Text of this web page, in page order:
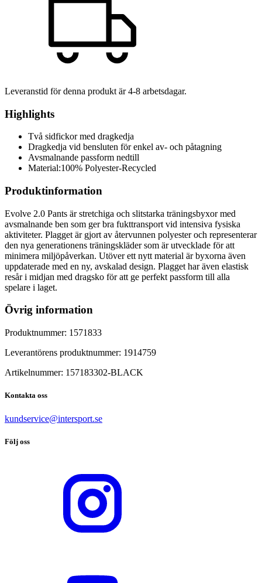
Leveranstid för denna produkt är4-8 arbetsdagar.
Highlights
Två sidfickor med dragkedja
Dragkedja vid bensluten för enkel av- och påtagning
Avsmalnande passform nedtill
Material:100% Polyester-Recycled
Produktinformation
Evolve 2.0 Pants är stretchiga och slitstarka träningsbyxor med
avsmalnande ben som ger bra fukttransport vid intensiva fysiska
aktiviteter. Plagget är gjort av återvunnen polyester och representerar
den nya generationens träningskläder som är utvecklade för att
minimera miljöpåverkan. Utöver ett nytt material är byxorna även
uppdaterade med en ny, avskalad design. Plagget har även elastisk
resår i midjan med dragsko för att ge perfekt passform till alla
spelare i laget.
Övrig information
Produktnummer: 1571833
Leverantörens produktnummer: 1914759
Artikelnummer: 157183302-BLACK
Kontakta oss
kundservice@intersport.se
Följ oss